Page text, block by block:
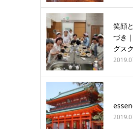
笑顔
づき
グス